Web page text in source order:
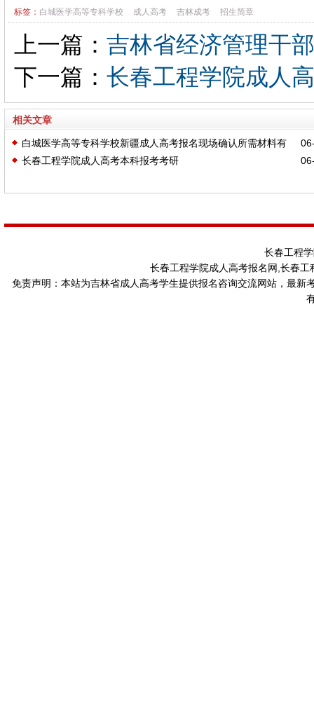
标签： 白城医学高等专科学校 成人高考 吉林成考 招生简章
上一篇： 吉林省经济管理干
下一篇： 长春工程学院成人
相关文章
白城医学高等专科学校新疆成人高考报名现场确认所需材料有
哪些
长春工程学院成人高考本科报考考研
长春工程
长春工程学院成人高考报名网,长春
免责声明：本站为吉林省成人高考学生提供报名咨询交流网站，最